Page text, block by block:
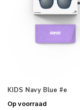
KIDS Navy Blue #e
Op voorraad